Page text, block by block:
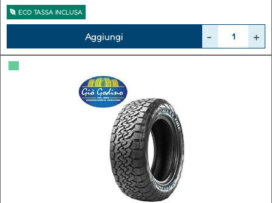
ECO TASSA INCLUSA
Aggiungi
▀